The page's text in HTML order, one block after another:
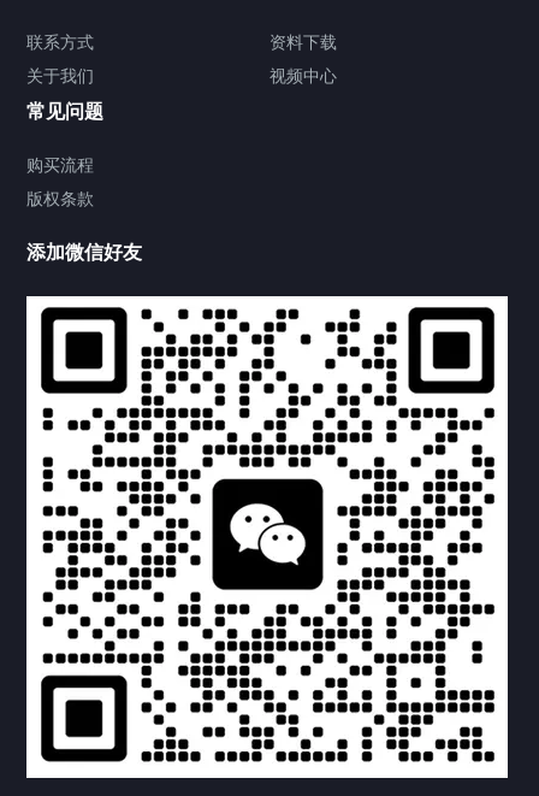
产品中心
病房设备
供氧设备
压缩空气
气体管道
负压吸引
联系我们 CONTACT US
联系方式
关于我们
资料下载
视频中心
常见问题
购买流程
版权条款
添加微信好友